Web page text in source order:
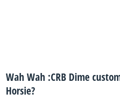
Wah Wah :CRB Dime
Horsie?